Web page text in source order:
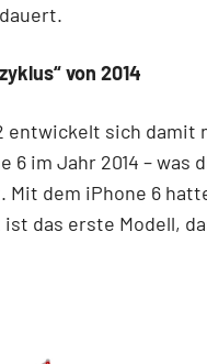
von 2014
entwickelt sich damit
im Jahr 2014 – was
Mit dem iPhone 6
das erste Modell,